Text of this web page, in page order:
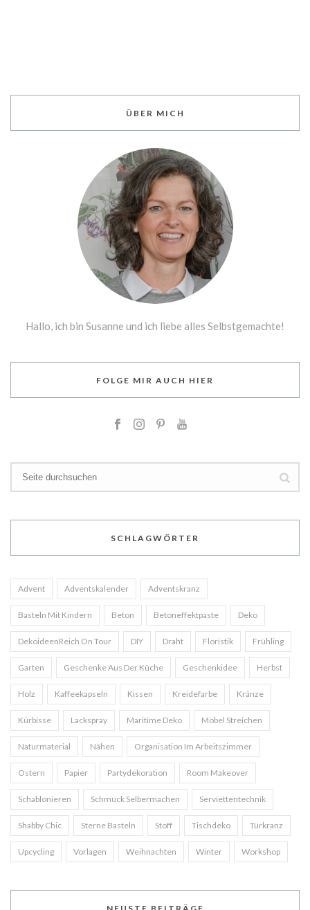
ÜBER MICH
Hallo, ich bin Susanne und ich liebe alles Selbstgemachte!
FOLGE MIR AUCH HIER
SCHLAGWÖRTER
Advent Adventskalender Adventskranz
Basteln Mit Kindern Beton Betoneffektpaste Deko
DekoideenReich On Tour DIY Draht Floristik Frühling
Garten Geschenke Aus Der Küche Geschenkidee Herbst
Holz Kaffeekapseln Kissen Kreidefarbe Kränze
Kürbisse Lackspray Maritime Deko Möbel Streichen
Naturmaterial Nähen Organisation Im Arbeitszimmer
Ostern Papier Partydekoration Room Makeover
Schablonieren Schmuck Selbermachen Serviettentechnik
Shabby Chic Sterne Basteln Stoff Tischdeko Türkranz
Upcycling Vorlagen Weihnachten Winter Workshop